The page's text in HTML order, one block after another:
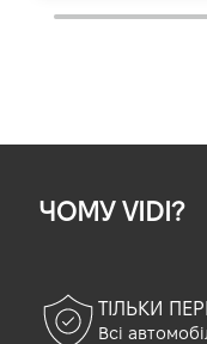
ЧОМУ VIDI?
ТІЛЬКИ
Всі